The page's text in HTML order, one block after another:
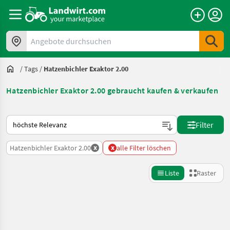
Angebote durchsuchen
/Tags / Hatzenbichler Exaktor 2.00
Hatzenbichler Exaktor 2.00 gebraucht kaufen & verkaufen
So wird auf Landwirt.com sortiert
Filter
Hatzenbichler Exaktor 2.00 x x alle Filter löschen
Liste Raster